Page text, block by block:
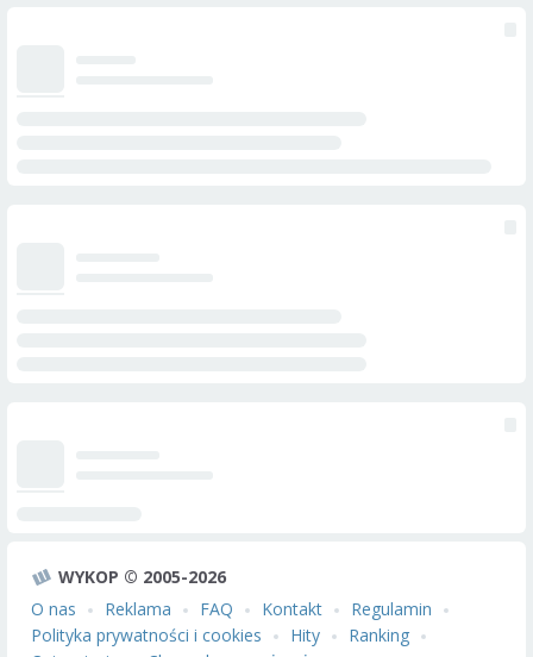
WYKOP © 2005-2026
O nas
Reklama FAQ Kontakt
Regulamin
Polityka prywatności i cookies
Hity
Ranking